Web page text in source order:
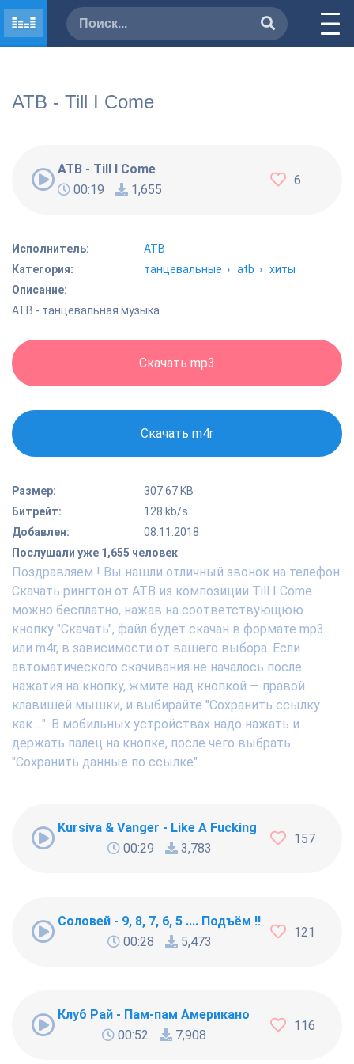
ATB - Till I Come
ATB - Till I Come
00:19
1,655
6
Исполнитель:
ATB
Категория:
танцевальные ›atb ›хиты
Описание:
ATB - танцевальная музыка
Скачать mp3
Скачать m4r
Размер:
307.67 KB
Битрейт:
128 kb/s
Добавлен:
08.11.2018
Послушали уже 1,655 человек
Поздравляем ! Вы нашли отличный звонок на телефон.
Скачать рингтон от ATB из композиции Till I Come
можно бесплатно, нажав на соответствующюю
кнопку "Скачать", файл будет скачан в формате mp3
или m4r, в зависимости от вашего выбора. Если
автоматического скачивания не началось после
нажатия на кнопку, жмите над кнопкой — правой
клавишей мышки, и выбирайте "Сохранить ссылку
как ...". В мобильных устройствах надо нажать и
держать палец на кнопке, после чего выбрать
"Сохранить данные по ссылке".
Kursiva & Vanger - Like A Fucking Newbie
00:29
3,783
157
Соловей - 9, 8, 7, 6, 5 .... Подъём !!!
00:28
5,473
121
Клуб Рай - Пам-пам Американо
00:52
7,908
116